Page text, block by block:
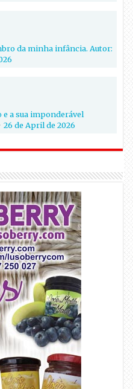
da minha infância. Autor:
a sua imponderável
26 de April de 2026